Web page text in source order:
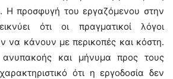
Η προσφυγή του εργαζόμενου στην
ότι οι πραγματικοί λόγοι
να κάνουν με περικοπές και κόστη.
ανυπακοής και μήνυμα προς τους
ότι η εργοδοσία δεν